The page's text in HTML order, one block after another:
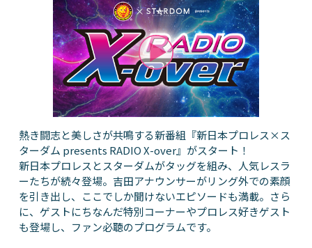
熱き闘志と美しさが共鳴する新番組『新日本プロレス×ス
ターダム presents RADIO X-over』がスタート！
新日本プロレスとスターダムがタッグを組み、人気レスラ
ーたちが続々登場。吉田アナウンサーがリング外での素顔
を引き出し、ここでしか聞けないエピソードも満載。さら
に、ゲストにちなんだ特別コーナーやプロレス好きゲスト
も登場し、ファン必聴のプログラムです。